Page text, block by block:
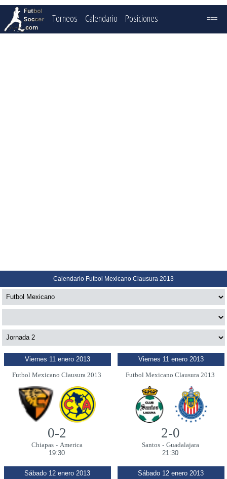
Torneos Calendario Posiciones ===
Calendario Futbol Mexicano Clausura 2013
Viernes 11 enero 2013
Futbol Mexicano Clausura 2013
0-2
Chiapas- America
19:30
Viernes 11 enero 2013
Futbol Mexicano Clausura 2013
2-0
Santos- Guadalajara
21:30
Sábado 12 enero 2013 Sábado 12 enero 2013